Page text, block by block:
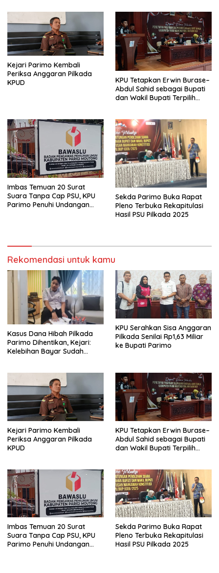
Kejari Parimo Kembali
Periksa Anggaran Pilkada
KPUD
KPU Tetapkan Erwin Burase–
Abdul Sahid sebagai Bupati
dan Wakil Bupati Terpilih
Imbas Temuan 20 Surat
Suara Tanpa Cap PSU, KPU
Parimo Penuhi Undangan
Sekda Parimo Buka Rapat
Pleno Terbuka Rekapitulasi
Hasil PSU Pilkada 2025
Rekomendasi untuk kamu
Kasus Dana Hibah Pilkada
Parimo Dihentikan, Kejari:
Kelebihan Bayar Sudah
KPU Serahkan Sisa Anggaran
Pilkada Senilai Rp1,63 Miliar
ke Bupati Parimo
Kejari Parimo Kembali
Periksa Anggaran Pilkada
KPUD
KPU Tetapkan Erwin Burase–
Abdul Sahid sebagai Bupati
dan Wakil Bupati Terpilih
Imbas Temuan 20 Surat
Suara Tanpa Cap PSU, KPU
Parimo Penuhi Undangan
Sekda Parimo Buka Rapat
Pleno Terbuka Rekapitulasi
Hasil PSU Pilkada 2025